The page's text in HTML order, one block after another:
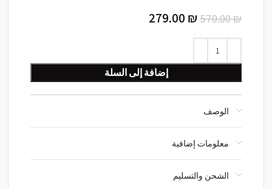
570.00₪
279.00 ₪
إضافة إلى السلة
الوصف
معلومات إضافية
الشحن والتسليم